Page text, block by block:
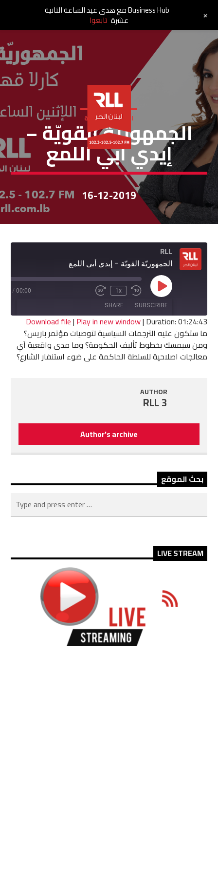
الجمهورية القوية
الجمهوريّة القويّة –
إيدي أبي اللمع
16-12-2019
RLL
الجمهوريّة القويّة - إيدي أبي اللمع
Play
Episode
Rewind
10
Seconds
1x
Fast
seconds
00:00
/
SUBSCRIBE
SHARE
RSS FEED
SHARE
LINK
Download file| Play in new window| Duration: 01:24:43
ما ستكون عليه الترجمات السياسية لتوصيات مؤتمر باريس؟
ومن سيمسك بخطوط تأليف الحكومة؟ وما مدى واقعية اَي
معالجات اصلاحية للسلطة الحاكمة على ضوء استنفار الشارع؟
AUTHOR
RLL 3
Author's archive
بحث الموقع
LIVE STREAM
Business Hub مع هدى عيد الساعة الثانية
عشرة تابعوا +